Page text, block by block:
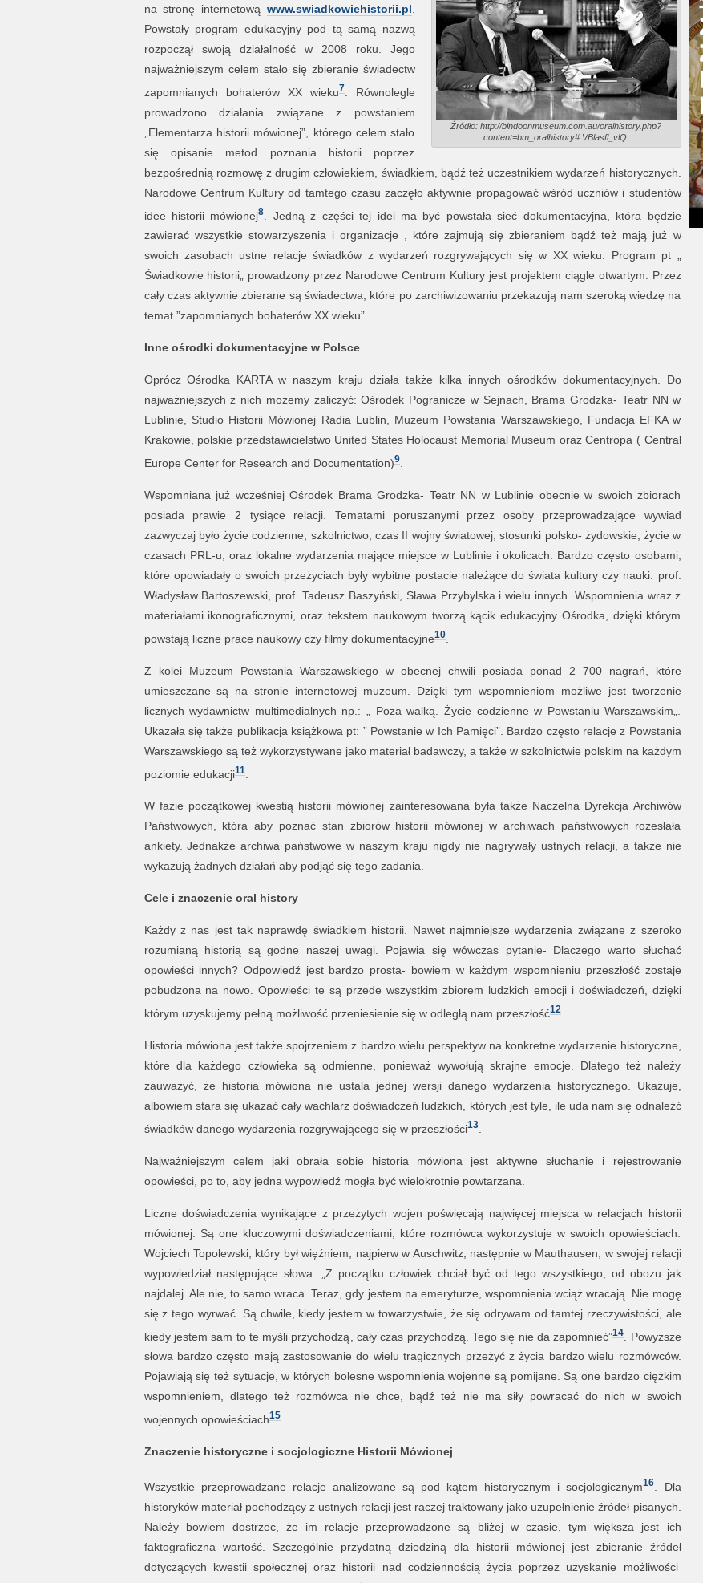
Źródło: http://bindoonmuseum.com.au/oralhistory.php?
content=bm_oralhistory#.VBlasfl_vlQ.
na stronę internetową www.swiadkowiehistorii.pl
Powstały program edukacyjny pod tą samą nazwą
rozpoczął swoją działalność w 2008 roku. Jego
najważniejszym celem stało się zbieranie świadectw
zapomnianych bohaterów XX wieku7. Równolegle
prowadzono działania związane z powstaniem
„Elementarza historii mówionej”, którego celem stało
się opisanie metod poznania historii poprzez
bezpośrednią rozmowę z drugim człowiekiem, świadkiem, bądź też uczestnikiem wydarzeń historycznych.
Narodowe Centrum Kultury od tamtego czasu zaczęło aktywnie propagować wśród uczniów i studentów
idee historii mówionej8
. Jedną z części tej idei ma być powstała sieć dokumentacyjna, która będzie
zawierać wszystkie stowarzyszenia i organizacje , które zajmują się zbieraniem bądź też mają już w
swoich zasobach ustne relacje świadków z wydarzeń rozgrywających się w XX wieku. Program pt „
Świadkowie historii„ prowadzony przez Narodowe Centrum Kultury jest projektem ciągle otwartym. Przez
cały czas aktywnie zbierane są świadectwa, które po zarchiwizowaniu przekazują nam szeroką wiedzę na
temat ”zapomnianych bohaterów XX wieku”.
Inne ośrodki dokumentacyjne w Polsce
Oprócz Ośrodka KARTA w naszym kraju działa także kilka innych ośrodków dokumentacyjnych. Do
najważniejszych z nich możemy zaliczyć: Ośrodek Pogranicze w Sejnach, Brama Grodzka- Teatr NN w
Lublinie, Studio Historii Mówionej Radia Lublin, Muzeum Powstania Warszawskiego, Fundacja EFKA w
Krakowie, polskie przedstawicielstwo United States Holocaust Memorial Museum oraz Centropa ( Central
Europe Center for Research and Documentation)9.
Wspomniana już wcześniej Ośrodek Brama Grodzka- Teatr NN w Lublinie obecnie w swoich zbiorach
posiada prawie 2 tysiące relacji. Tematami poruszanymi przez osoby przeprowadzające wywiad
zazwyczaj było życie codzienne, szkolnictwo, czas II wojny światowej, stosunki polsko- żydowskie, życie w
czasach PRL-u, oraz lokalne wydarzenia mające miejsce w Lublinie i okolicach. Bardzo często osobami,
które opowiadały o swoich przeżyciach były wybitne postacie należące do świata kultury czy nauki: prof.
Władysław Bartoszewski, prof. Tadeusz Baszyński, Sława Przybylska i wielu innych. Wspomnienia wraz z
materiałami ikonograficznymi, oraz tekstem naukowym tworzą kącik edukacyjny Ośrodka, dzięki którym
powstają liczne prace naukowy czy filmy dokumentacyjne10.
Z kolei Muzeum Powstania Warszawskiego w obecnej chwili posiada ponad 2 700 nagrań, które
umieszczane są na stronie internetowej muzeum. Dzięki tym wspomnieniom możliwe jest tworzenie
licznych wydawnictw multimedialnych np.: „ Poza walką. Życie codzienne w Powstaniu Warszawskim„.
Ukazała się także publikacja książkowa pt: ” Powstanie w Ich Pamięci”. Bardzo często relacje z Powstania
Warszawskiego są też wykorzystywane jako materiał badawczy, a także w szkolnictwie polskim na każdym
poziomie edukacji11.
W fazie początkowej kwestią historii mówionej zainteresowana była także Naczelna Dyrekcja Archiwów
Państwowych, która aby poznać stan zbiorów historii mówionej w archiwach państwowych rozesłała
ankiety. Jednakże archiwa państwowe w naszym kraju nigdy nie nagrywały ustnych relacji, a także nie
wykazują żadnych działań aby podjąć się tego zadania.
Cele i znaczenie oral history
Każdy z nas jest tak naprawdę świadkiem historii. Nawet najmniejsze wydarzenia związane z szeroko
rozumianą historią są godne naszej uwagi. Pojawia się wówczas pytanie- Dlaczego warto słuchać
opowieści innych? Odpowiedź jest bardzo prosta- bowiem w każdym wspomnieniu przeszłość zostaje
pobudzona na nowo. Opowieści te są przede wszystkim zbiorem ludzkich emocji i doświadczeń, dzięki
którym uzyskujemy pełną możliwość przeniesienie się w odległą nam przeszłość12.
Historia mówiona jest także spojrzeniem z bardzo wielu perspektyw na konkretne wydarzenie historyczne,
które dla każdego człowieka są odmienne, ponieważ wywołują skrajne emocje. Dlatego też należy
zauważyć, że historia mówiona nie ustala jednej wersji danego wydarzenia historycznego. Ukazuje,
albowiem stara się ukazać cały wachlarz doświadczeń ludzkich, których jest tyle, ile uda nam się odnaleźć
świadków danego wydarzenia rozgrywającego się w przeszłości13.
Najważniejszym celem jaki obrała sobie historia mówiona jest aktywne słuchanie i rejestrowanie
opowieści, po to, aby jedna wypowiedź mogła być wielokrotnie powtarzana.
Liczne doświadczenia wynikające z przeżytych wojen poświęcają najwięcej miejsca w relacjach historii
mówionej. Są one kluczowymi doświadczeniami, które rozmówca wykorzystuje w swoich opowieściach.
Wojciech Topolewski, który był więźniem, najpierw w Auschwitz, następnie w Mauthausen, w swojej relacji
wypowiedział następujące słowa: „Z początku człowiek chciał być od tego wszystkiego, od obozu jak
najdalej. Ale nie, to samo wraca. Teraz, gdy jestem na emeryturze, wspomnienia wciąż wracają. Nie mogę
się z tego wyrwać. Są chwile, kiedy jestem w towarzystwie, że się odrywam od tamtej rzeczywistości, ale
kiedy jestem sam to te myśli przychodzą, cały czas przychodzą. Tego się nie da zapomnieć”14
. Powyższe
słowa bardzo często mają zastosowanie do wielu tragicznych przeżyć z życia bardzo wielu rozmówców.
Pojawiają się też sytuacje, w których bolesne wspomnienia wojenne są pomijane. Są one bardzo ciężkim
wspomnieniem, dlatego też rozmówca nie chce, bądź też nie ma siły powracać do nich w swoich
wojennych opowieściach15.
Znaczenie historyczne i socjologiczne Historii Mówionej
Wszystkie przeprowadzane relacje analizowane są pod kątem historycznym i socjologicznym16
. Dla
historyków materiał pochodzący z ustnych relacji jest raczej traktowany jako uzupełnienie źródeł pisanych.
Należy bowiem dostrzec, że im relacje przeprowadzone są bliżej w czasie, tym większa jest ich
faktograficzna wartość. Szczególnie przydatną dziedziną dla historii mówionej jest zbieranie źródeł
dotyczących kwestii społecznej oraz historii nad codziennością życia poprzez uzyskanie możliwości